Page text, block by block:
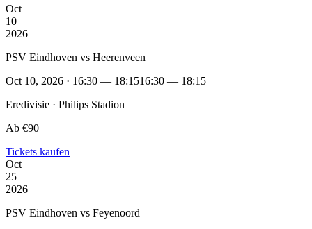
Oct
10
2026
PSV Eindhoven vs Heerenveen
Oct 10, 2026 · 16:30 — 18:1516:30 — 18:15
Eredivisie · Philips Stadion
Ab €90
Tickets kaufen
Oct
25
2026
PSV Eindhoven vs Feyenoord